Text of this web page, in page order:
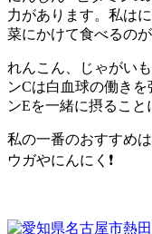
力があります。私は
菜にかけて食べるの
れんこん、じゃがい
ンCは白血球の働き
ンEを一緒に摂ること
私の一番のおすすめ
ウガやにんにく❗️